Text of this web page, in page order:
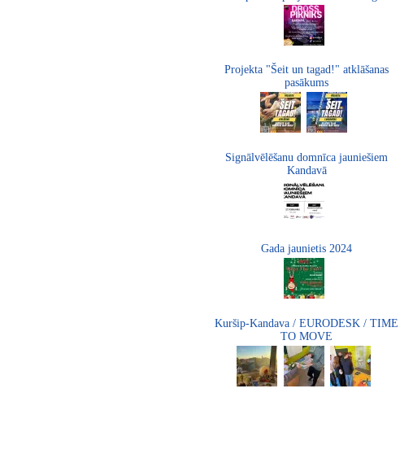
Projekta "Šeit un tagad!" atklāšanas
pasākums
Signālvēlēšanu domnīca jauniešiem
Kandavā
Gada jaunietis 2024
Kuršip-Kandava / EURODESK / TIME
TO MOVE